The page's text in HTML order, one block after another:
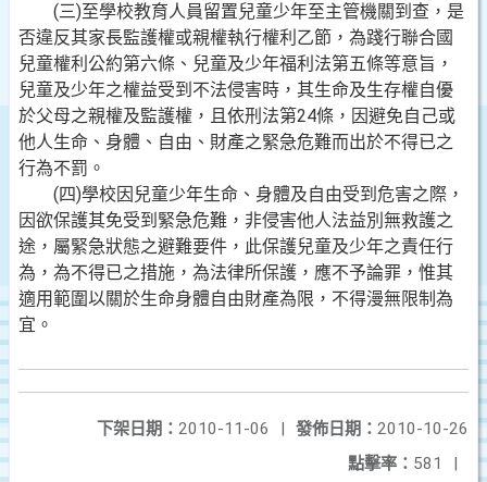
(三)至學校教育人員留置兒童少年至主管機關到查，是
否違反其家長監護權或親權執行權利乙節，為踐行聯合國
兒童權利公約第六條、兒童及少年福利法第五條等意旨，
兒童及少年之權益受到不法侵害時，其生命及生存權自優
於父母之親權及監護權，且依刑法第24條，因避免自己或
他人生命、身體、自由、財產之緊急危難而出於不得已之
行為不罰。
(四)學校因兒童少年生命、身體及自由受到危害之際，
因欲保護其免受到緊急危難，非侵害他人法益別無救護之
途，屬緊急狀態之避難要件，此保護兒童及少年之責任行
為，為不得已之措施，為法律所保護，應不予論罪，惟其
適用範圍以關於生命身體自由財產為限，不得漫無限制為
宜。
發佈日期： 2010-10-26
下架日期： 2010-11-06
|
點擊率： 581 |